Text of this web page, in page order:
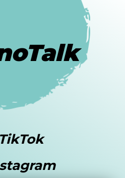
TikTok